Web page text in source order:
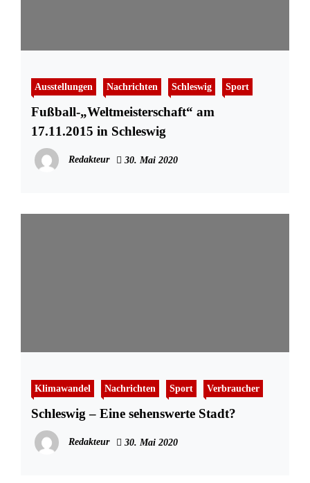
Ausstellungen Nachrichten Schleswig Sport
Fußball-„Weltmeisterschaft“ am
17.11.2015 in Schleswig
Redakteur 30. Mai 2020
Klimawandel Nachrichten Sport Verbraucher
Schleswig – Eine sehenswerte Stadt?
Redakteur 30. Mai 2020